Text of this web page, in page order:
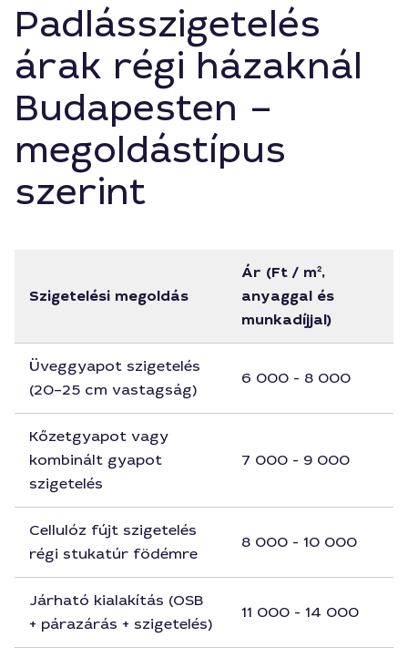
Padlásszigetelés
árak régi házaknál
Budapesten –
megoldástípus
szerint
Szigetelési megoldás
Ár (Ft / m²,
anyaggal és
munkadíjjal)
Üveggyapot szigetelés
(20–25 cm vastagság)
6 000 - 8 000
Kőzetgyapot vagy
kombinált gyapot
szigetelés
7 000 - 9 000
Cellulóz fújt szigetelés
régi stukatúr födémre
8 000 - 10 000
Járható kialakítás (OSB
+ párazárás + szigetelés)
11 000 - 14 000